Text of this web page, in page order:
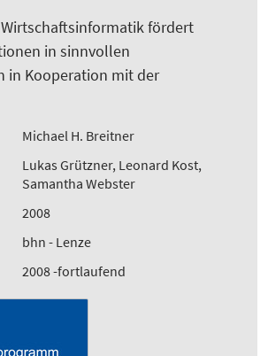
fördert
in sinnvollen
in Kooperation mit der
Michael H. Breitner
Lukas Grützner, Leonard Kost,
Samantha Webster
2008
bhn - Lenze
2008 -fortlaufend